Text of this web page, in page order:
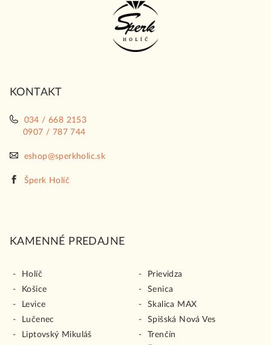
KONTAKT
034 / 668 2153
0907 / 787 744
eshop@sperkholic.sk
Šperk Holíč
KAMENNÉ PREDAJNE
Holíč
Košice
Levice
Lučenec
Liptovský Mikuláš
Prievidza
Senica
Skalica MAX
Spišská Nová Ves
Trenčín